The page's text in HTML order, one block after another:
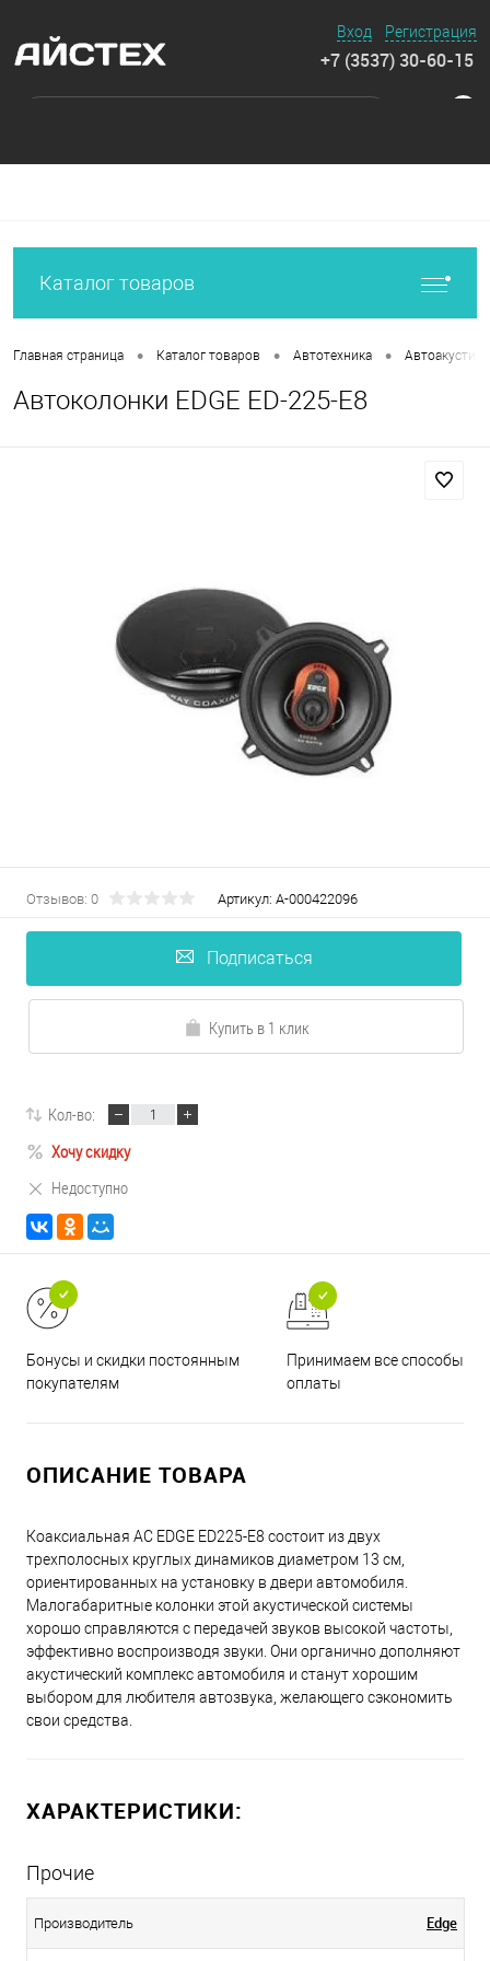
Вход Регистрация
+7 (3537) 30-60-15
Каталог товаров
Главная страница • Каталог товаров • Автотехника • Автоакустика
Автоколонки EDGE ED-225-E8
Отзывов: 0 Артикул: А-000422096
Подписаться
Купить в 1 клик
Кол-во:
Хочу скидку
Недоступно
Бонусы и скидки постоянным
покупателям
Принимаем все способы
оплаты
ОПИСАНИЕ ТОВАРА
Коаксиальная АС EDGE ED225-E8 состоит из двух
трехполосных круглых динамиков диаметром 13 см,
ориентированных на установку в двери автомобиля.
Малогабаритные колонки этой акустической системы
хорошо справляются с передачей звуков высокой частоты,
эффективно воспроизводя звуки. Они органично дополняют
акустический комплекс автомобиля и станут хорошим
выбором для любителя автозвука, желающего сэкономить
свои средства.
ХАРАКТЕРИСТИКИ:
Прочие
Производитель Edge